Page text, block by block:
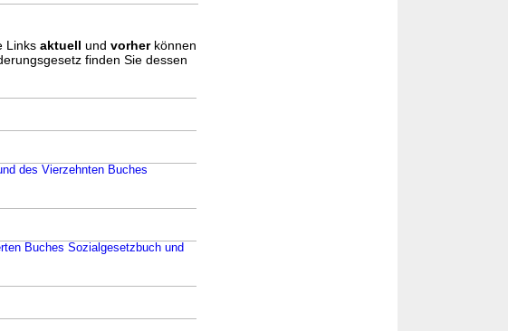
Links aktuell und vorherkönnen
finden Sie dessen
des Vierzehnten Buches
Buches Sozialgesetzbuch und